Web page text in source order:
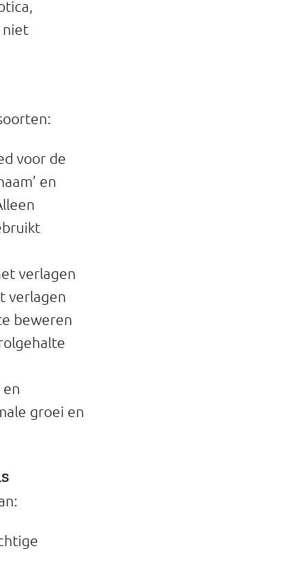
niet
voor de
en
verlagen
verlagen
beweren
groei en